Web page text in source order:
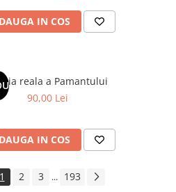
IN COS
reala a Pamantului
90,00 Lei
IN COS
1 2 3 ... 193